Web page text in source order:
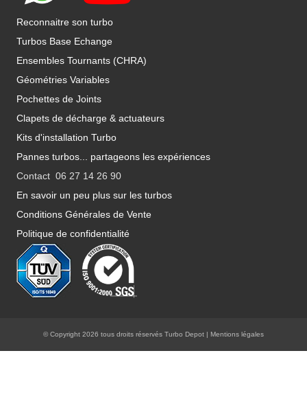
Reconnaitre son turbo
Turbos Base Echange
Ensembles Tournants (CHRA)
Géométries Variables
Pochettes de Joints
Clapets de décharge & actuateurs
Kits d'installation Turbo
Pannes turbos... partageons les expériences
Contact 06 27 14 26 90
En savoir un peu plus sur les turbos
Conditions Générales de Vente
Politique de confidentialité
© Copyright 2026 tous droits réservés Turbo Depot | Mentions légales